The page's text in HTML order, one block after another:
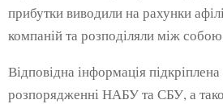
прибутки виводили на рахунки
компаній та розподіляли між
Відповідна інформація
розпорядженні НАБУ та СБУ, а